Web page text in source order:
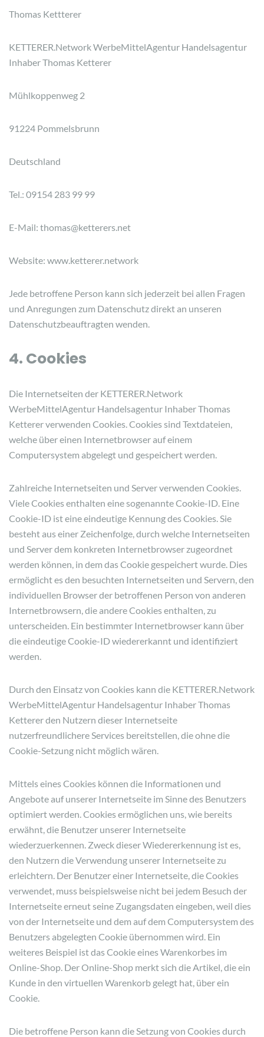
Thomas Kettterer
KETTERER.Network WerbeMittelAgentur Handelsagentur
Inhaber Thomas Ketterer
Mühlkoppenweg 2
91224 Pommelsbrunn
Deutschland
Tel.: 09154 283 99 99
E-Mail: thomas@ketterers.net
Website: www.ketterer.network
Jede betroffene Person kann sich jederzeit bei allen Fragen
und Anregungen zum Datenschutz direkt an unseren
Datenschutzbeauftragten wenden.
4. Cookies
Die Internetseiten der KETTERER.Network
WerbeMittelAgentur Handelsagentur Inhaber Thomas
Ketterer verwenden Cookies. Cookies sind Textdateien,
welche über einen Internetbrowser auf einem
Computersystem abgelegt und gespeichert werden.
Zahlreiche Internetseiten und Server verwenden Cookies.
Viele Cookies enthalten eine sogenannte Cookie-ID. Eine
Cookie-ID ist eine eindeutige Kennung des Cookies. Sie
besteht aus einer Zeichenfolge, durch welche Internetseiten
und Server dem konkreten Internetbrowser zugeordnet
werden können, in dem das Cookie gespeichert wurde. Dies
ermöglicht es den besuchten Internetseiten und Servern, den
individuellen Browser der betroffenen Person von anderen
Internetbrowsern, die andere Cookies enthalten, zu
unterscheiden. Ein bestimmter Internetbrowser kann über
die eindeutige Cookie-ID wiedererkannt und identifiziert
werden.
Durch den Einsatz von Cookies kann die KETTERER.Network
WerbeMittelAgentur Handelsagentur Inhaber Thomas
Ketterer den Nutzern dieser Internetseite
nutzerfreundlichere Services bereitstellen, die ohne die
Cookie-Setzung nicht möglich wären.
Mittels eines Cookies können die Informationen und
Angebote auf unserer Internetseite im Sinne des Benutzers
optimiert werden. Cookies ermöglichen uns, wie bereits
erwähnt, die Benutzer unserer Internetseite
wiederzuerkennen. Zweck dieser Wiedererkennung ist es,
den Nutzern die Verwendung unserer Internetseite zu
erleichtern. Der Benutzer einer Internetseite, die Cookies
verwendet, muss beispielsweise nicht bei jedem Besuch der
Internetseite erneut seine Zugangsdaten eingeben, weil dies
von der Internetseite und dem auf dem Computersystem des
Benutzers abgelegten Cookie übernommen wird. Ein
weiteres Beispiel ist das Cookie eines Warenkorbes im
Online-Shop. Der Online-Shop merkt sich die Artikel, die ein
Kunde in den virtuellen Warenkorb gelegt hat, über ein
Cookie.
Die betroffene Person kann die Setzung von Cookies durch